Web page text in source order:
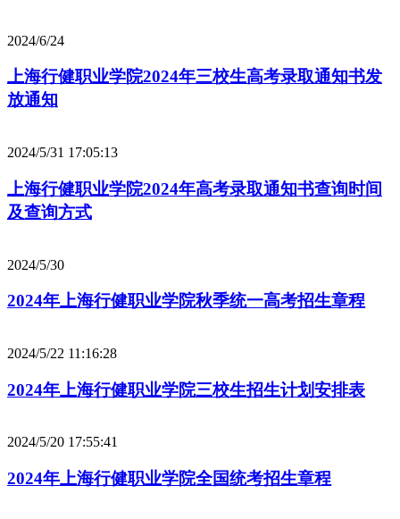
2024/6/24
上海行健职业学院2024年三校生高考录取通知书发
放通知
2024/5/31 17:05:13
上海行健职业学院2024年高考录取通知书查询时间
及查询方式
2024/5/30
2024年上海行健职业学院秋季统一高考招生章程
2024/5/22 11:16:28
2024年上海行健职业学院三校生招生计划安排表
2024/5/20 17:55:41
2024年上海行健职业学院全国统考招生章程